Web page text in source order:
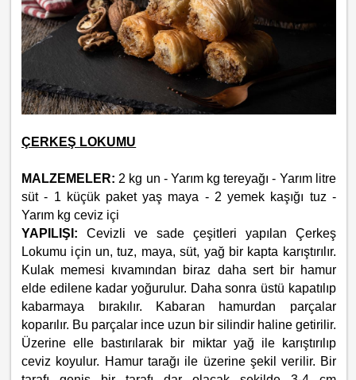
ÇERKEŞ LOKUMU
MALZEMELER: 2 kg un - Yarım kg tereyağı - Yarım litre
süt - 1 küçük paket yaş maya - 2 yemek kaşığı tuz -
Yarım kg ceviz içi
YAPILIŞI:Cevizli ve sade çeşitleri yapılan Çerkeş
Lokumu için un, tuz, maya, süt, yağ bir kapta karıştırılır.
Kulak memesi kıvamından biraz daha sert bir hamur
elde edilene kadar yoğurulur. Daha sonra üstü kapatılıp
kabarmaya bırakılır. Kabaran hamurdan parçalar
koparılır. Bu parçalar ince uzun bir silindir haline getirilir.
Üzerine elle bastırılarak bir miktar yağ ile karıştırılıp
ceviz koyulur. Hamur tarağı ile üzerine şekil verilir. Bir